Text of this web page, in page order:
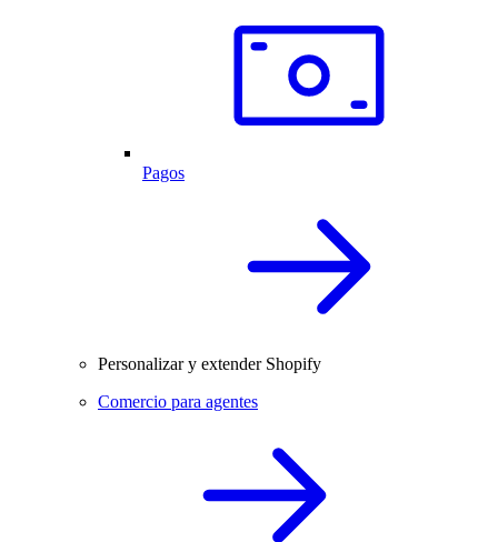
Pagos
Personalizar y extender Shopify
Comercio para agentes